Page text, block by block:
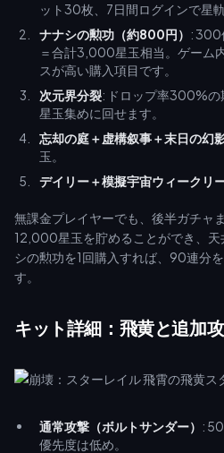
ット30枚、7日間ログインで星
ナナシの勲功（約800円） : 300
＝合計3,000星玉相当。ゲーム
スが高い購入項目です。
次元界分裂: ドロップ率300%の
星玉集めに回せます。
忘却の庭＋虚構叙事＋末日の幻
玉。
デイリー＋模擬宇宙ウィークリ
無課金プレイヤーでも、後半ガチャ
12,000星玉を貯めることができ、
シの勲功を1回購入すれば、90連分
す。
キット詳細：飛黄と追加
通常攻撃（ボルトサンダー） :
優先度は低め。